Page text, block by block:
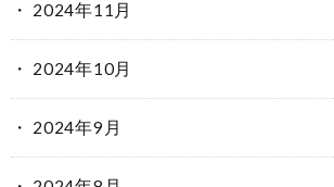
2024年11月
2024年10月
2024年9月